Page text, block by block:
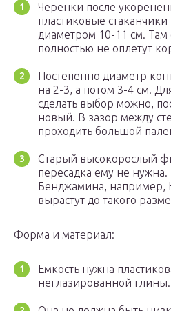
Черенки после
пластиковые
диаметром 10-11 см. Там
полностью не оплетут
Постепенно диаметр
на 2-3, а потом 3-4 см.
сделать выбор можно,
новый. В зазор между
проходить большой
Старый высокорослый
пересадка ему не
Бенджамина, например,
вырастут до такого
Форма и материал:
Емкость нужна
неглазированной глины.